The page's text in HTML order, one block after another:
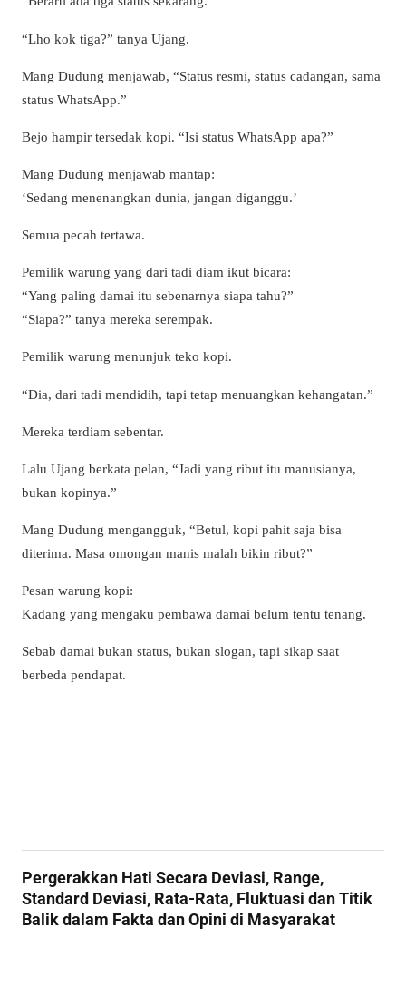
“Lho kok tiga?” tanya Ujang.
Mang Dudung menjawab, “Status resmi, status cadangan, sama
status WhatsApp.”
Bejo hampir tersedak kopi. “Isi status WhatsApp apa?”
Mang Dudung menjawab mantap:
‘Sedang menenangkan dunia, jangan diganggu.’
Semua pecah tertawa.
Pemilik warung yang dari tadi diam ikut bicara:
“Yang paling damai itu sebenarnya siapa tahu?”
“Siapa?” tanya mereka serempak.
Pemilik warung menunjuk teko kopi.
“Dia, dari tadi mendidih, tapi tetap menuangkan kehangatan.”
Mereka terdiam sebentar.
Lalu Ujang berkata pelan, “Jadi yang ribut itu manusianya,
bukan kopinya.”
Mang Dudung mengangguk, “Betul, kopi pahit saja bisa
diterima. Masa omongan manis malah bikin ribut?”
Pesan warung kopi:
Kadang yang mengaku pembawa damai belum tentu tenang.
Sebab damai bukan status, bukan slogan, tapi sikap saat
berbeda pendapat.
Pergerakkan Hati Secara Deviasi, Range,
Standard Deviasi, Rata-Rata, Fluktuasi dan Titik
Balik dalam Fakta dan Opini di Masyarakat